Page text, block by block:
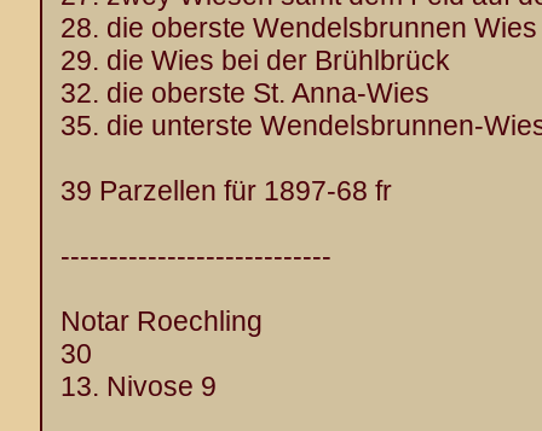
28. die oberste Wendelsbrunnen Wies
29. die Wies bei der Brühlbrück
32. die oberste St. Anna-Wies
35. die unterste Wendelsbrunnen-
39 Parzellen für 1897-68 fr
----------------------------
Notar Roechling
30
13. Nivose 9